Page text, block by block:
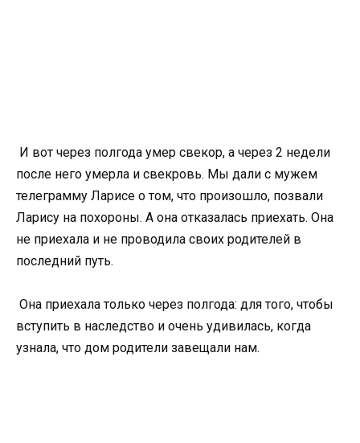
И вот через полгода умер свекор, а через 2 недели
после него умерла и свекровь. Мы дали с мужем
телеграмму Ларисе о том, что произошло, позвали
Ларису на похороны. А она отказалась приехать. Она
не приехала и не проводила своих родителей в
последний путь.
Она приехала только через полгода: для того, чтобы
вступить в наследство и очень удивилась, когда
узнала, что дом родители завещали нам.